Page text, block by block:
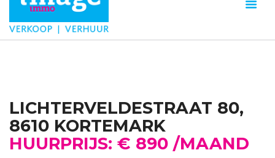
LICHTERVELDESTRAAT 80,
8610 KORTEMARK
HUURPRIJS: € 890 /MAAND